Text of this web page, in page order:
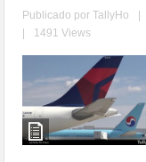
Publicado porTallyHo
1491 Views